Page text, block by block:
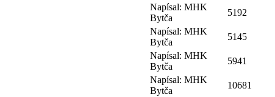
Napísal: MHK
Bytča
5192
Napísal: MHK
Bytča
5145
Napísal: MHK
Bytča
5941
Napísal: MHK
Bytča
10681